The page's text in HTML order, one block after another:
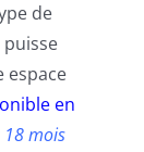
de
espace
en
18 mois